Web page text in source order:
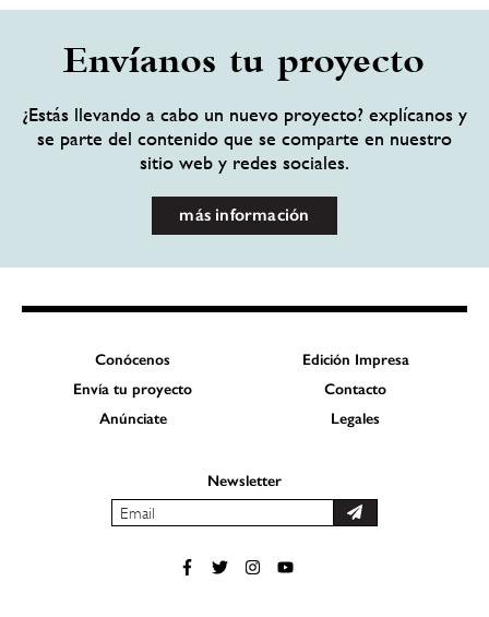
Envíanos tu proyecto
¿Estás llevando a cabo un nuevo proyecto? explícanos y
se parte del contenido que se comparte en nuestro
sitio web y redes sociales.
más información
Conócenos
Edición Impresa
Envía tu proyecto
Contacto
Anúnciate
Legales
Newsletter